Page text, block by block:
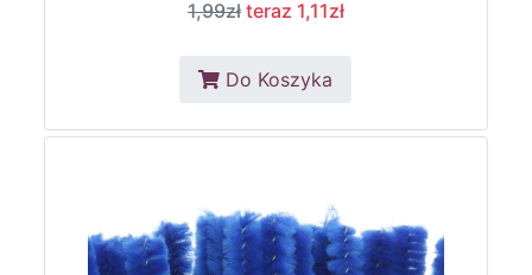
1,99zł teraz 1,11zł
Do Koszyka